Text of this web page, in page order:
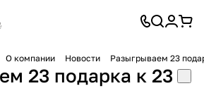
О компании Новости Разыгрываем 23
23 подарка к 23
банков